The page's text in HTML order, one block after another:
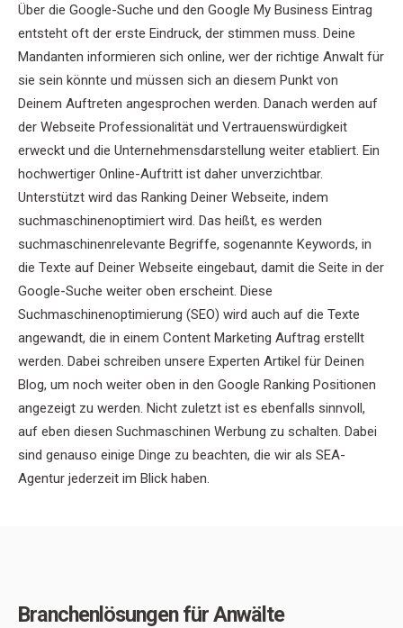
Über die Google-Suche und den Google My Business Eintrag
entsteht oft der erste Eindruck, der stimmen muss. Deine
Mandanten informieren sich online, wer der richtige Anwalt für
sie sein könnte und müssen sich an diesem Punkt von
Deinem Auftreten angesprochen werden. Danach werden auf
der Webseite Professionalität und Vertrauenswürdigkeit
erweckt und die Unternehmensdarstellung weiter etabliert. Ein
hochwertiger Online-Auftritt ist daher unverzichtbar.
Unterstützt wird das Ranking Deiner Webseite, indem
suchmaschinenoptimiert wird. Das heißt, es werden
suchmaschinenrelevante Begriffe, sogenannte Keywords, in
die Texte auf Deiner Webseite eingebaut, damit die Seite in der
Google-Suche weiter oben erscheint. Diese
Suchmaschinenoptimierung (SEO) wird auch auf die Texte
angewandt, die in einem Content Marketing Auftrag erstellt
werden. Dabei schreiben unsere Experten Artikel für Deinen
Blog, um noch weiter oben in den Google Ranking Positionen
angezeigt zu werden. Nicht zuletzt ist es ebenfalls sinnvoll,
auf eben diesen Suchmaschinen Werbung zu schalten. Dabei
sind genauso einige Dinge zu beachten, die wir als SEA-
Agentur jederzeit im Blick haben.
Branchenlösungen für Anwälte